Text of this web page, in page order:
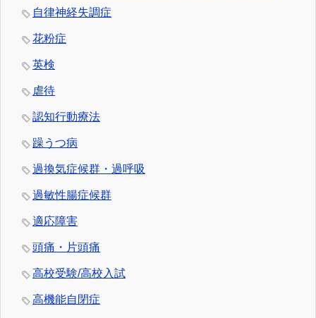
自律神経失調症
花粉症
英検
虐待
認知行動療法
躁うつ病
過換気症候群・過呼吸
過敏性腸症候群
適応障害
頭痛・片頭痛
高校受験/高校入試
高機能自閉症